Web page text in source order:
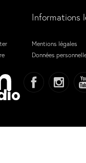
Informations
Mentions légales
Données